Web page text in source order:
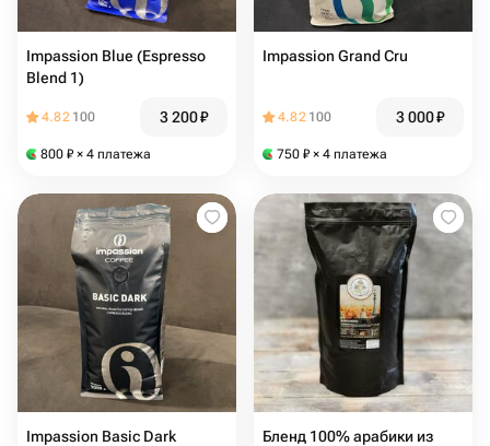
Impassion Blue (Espresso
Blend 1)
4.82 100 3 200₽
800 ₽ × 4 платежа
Impassion Grand Cru
4.82 100 3 000₽
750 ₽ × 4 платежа
Impassion Basic Dark
Бленд 100% арабики из